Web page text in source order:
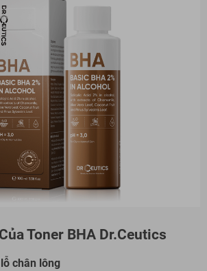
Toner BHA Dr.Ceutics
chân lông